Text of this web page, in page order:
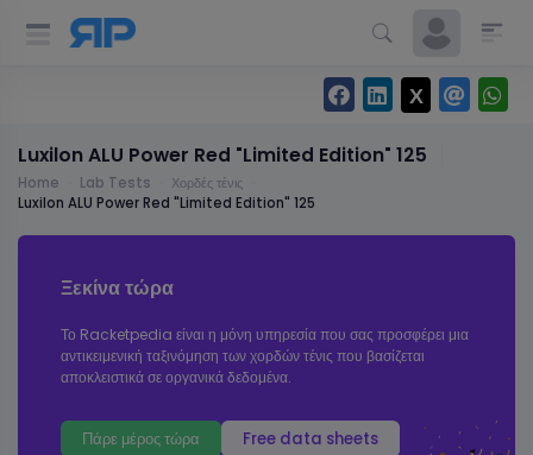
Luxilon ALU Power Red "Limited Edition" 125
Home Lab Tests
Χορδές τένις
Luxilon ALU Power Red "Limited Edition" 125
Ξεκίνα τώρα
Το Racketpedia είναι η μόνη υπηρεσία που σας προσφέρει μια
αντικειμενική ταξινόμηση των χορδών τένις που βασίζεται
αποκλειστικά σε οργανικά δεδομένα.
Πάρε μέρος τώρα Free data sheets